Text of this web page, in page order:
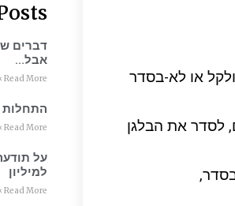
או לא-בסדר
לסדר את הבלגן
דברים
אבל…
Read More »
התחלות
Read More »
על
למיליון
Read More »